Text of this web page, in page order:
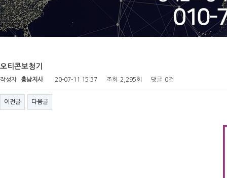
오티콘보청기
작성자 충남지사 20-07-11 15:37 조회 2,295회 댓글 0건
이전글 다음글